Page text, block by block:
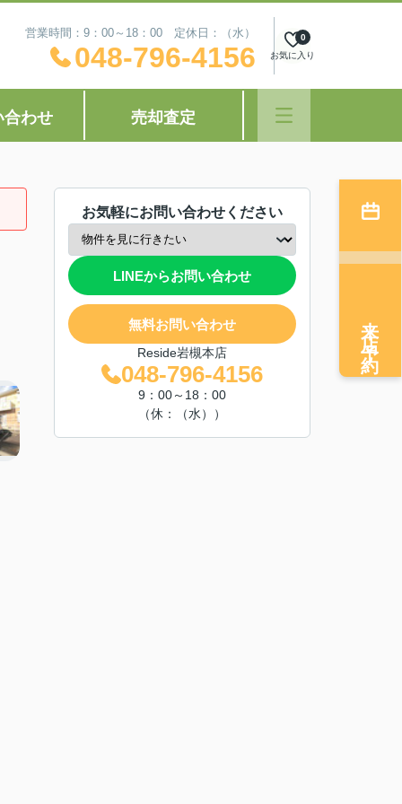
営業時間：9：00～18：00 定休日：（水）
048-796-4156 お気に入り
0
合わせ 売却査定
お気軽にお問い合わせください
LINEからお問い合わせ
無料お問い合わせ
Reside岩槻本店
048-796-4156
9：00～18：00
（休：（水））
来店予約